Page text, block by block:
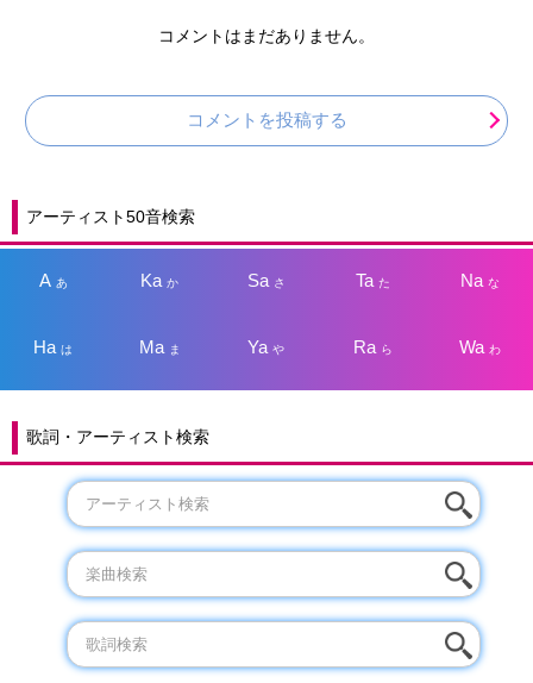
コメントはまだありません。
コメントを投稿する
アーティスト50音検索
A あ Kaか Sa さ Taた Na な
Haは Ma ま Yaや Ra ら Wa わ
歌詞・アーティスト検索